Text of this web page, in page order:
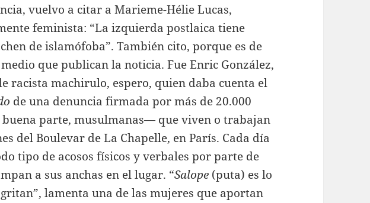
vuelvo a citar a Marieme-Hélie Lucas,
feminista: “La izquierda postlaica tiene
de islamófoba”. También cito, porque es de
que publican la noticia. Fue Enric González,
racista machirulo, espero, quien daba cuenta el
de una denuncia firmada por más de 20.000
parte, musulmanas— que viven o trabajan
del Boulevar de La Chapelle, en París. Cada día
tipo de acosos físicos y verbales por parte de
a sus anchas en el lugar. “Salope (puta) es lo
lamenta una de las mujeres que aportan